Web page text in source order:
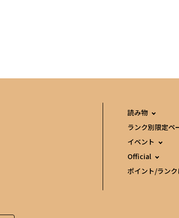
読み物
ランク別限定ペ
イベント
Official
ポイント/ラン